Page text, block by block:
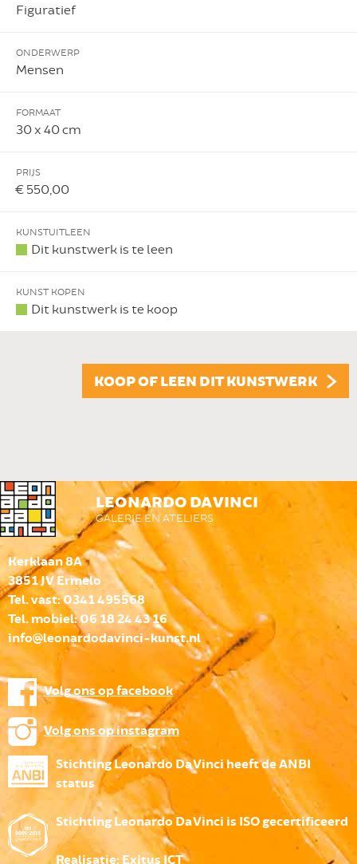
Figuratief
ONDERWERP
Mensen
FORMAAT
30 x 40 cm
PRIJS
€ 550,00
KUNSTUITLEEN
Dit kunstwerk is te leen
KUNST KOPEN
Dit kunstwerk is te koop
KOOP OF LEEN DIT KUNSTWERK
LEONARDO DA VINCI
GALERIE EN ATELIERS
Kerklaan 8A
3851 JV Ermelo
Tel. vast: 0341 495568
Tel. mobiel: 06 18 24 43 16
info@leonardodavinci-kunst.nl
Volg ons op facebook
Volg ons op instagram
Stichting Leonardo Da Vinci heeft de ANBI
status
Stichting Leonardo Da Vinci is ISO gecertificeerd